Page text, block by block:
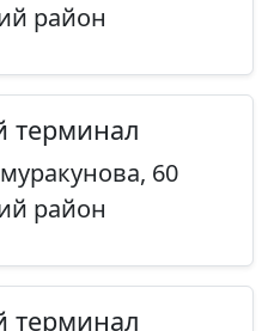
район
терминал
60
район
терминал